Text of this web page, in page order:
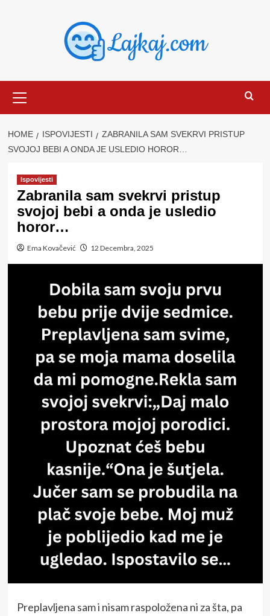
Menu
HOME ISPOVIJESTI
ZABRANILA SAM SVEKRVI PRISTUP
SVOJOJ BEBI A ONDA JE USLEDIO HOROR…
Ispovijesti
Zabranila sam svekrvi pristup
svojoj bebi a onda je usledio
horor…
Ema Kovačević 12 Decembra, 2025
Preplavljena sam i nisam raspoložena ni za šta, pa